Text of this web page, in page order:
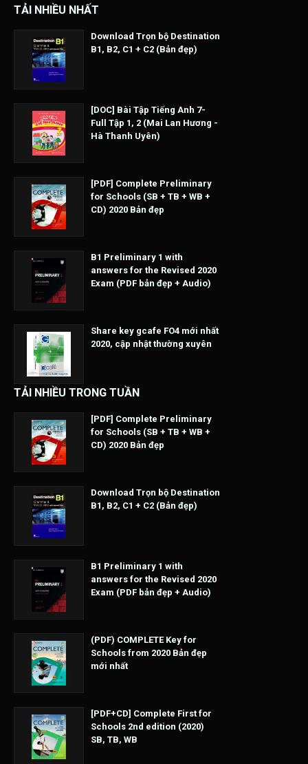
TẢI NHIỀU NHẤT
Download Trọn bộ Destination
B1, B2, C1 + C2 (Bản đẹp)
[DOC] Bài Tập Tiếng Anh 7-
Full Tập 1, 2 (Mai Lan Hương -
Hà Thanh Uyên)
[PDF] Complete Preliminary
for Schools (SB + TB + WB +
CD) 2020 Bản đẹp
B1 Preliminary 1 with
answers for the Revised 2020
Exam (PDF bản đẹp + Audio)
Share key gcafe FO4 mới nhất
2020, cập nhật thường xuyên
TẢI NHIỀU TRONG TUẦN
[PDF] Complete Preliminary
for Schools (SB + TB + WB +
CD) 2020 Bản đẹp
Download Trọn bộ Destination
B1, B2, C1 + C2 (Bản đẹp)
B1 Preliminary 1 with
answers for the Revised 2020
Exam (PDF bản đẹp + Audio)
(PDF) COMPLETE Key for
Schools from 2020 Bản đẹp
mới nhất
[PDF+CD] Complete First for
Schools 2nd edition (2020)
SB, TB, WB